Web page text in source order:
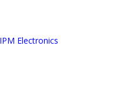
IPM Electronics